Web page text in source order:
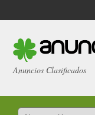
Anuncios Clasificados